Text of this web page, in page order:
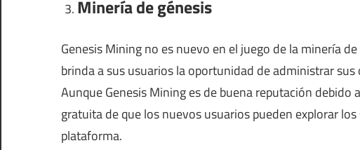
Minería de génesis
Genesis Mining no es nuevo en el juego de la minería
brinda a sus usuarios la oportunidad de administrar
Aunque Genesis Mining es de buena reputación
gratuita de que los nuevos usuarios pueden explorar
plataforma.